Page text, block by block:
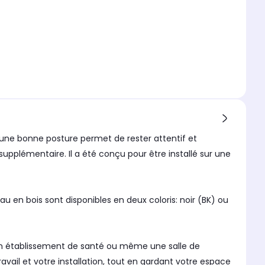
bonne posture permet de rester attentif et
Il a été conçu pour être installé sur une
en bois sont disponibles en deux coloris: noir (BK) ou
établissement de santé ou même une salle de
et votre installation, tout en gardant votre espace